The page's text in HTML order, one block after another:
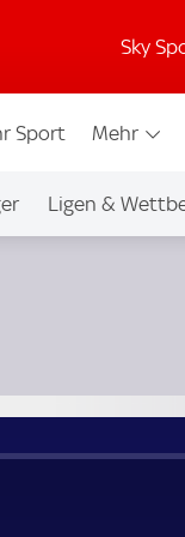
Sky
Sport Mehr
Ligen &